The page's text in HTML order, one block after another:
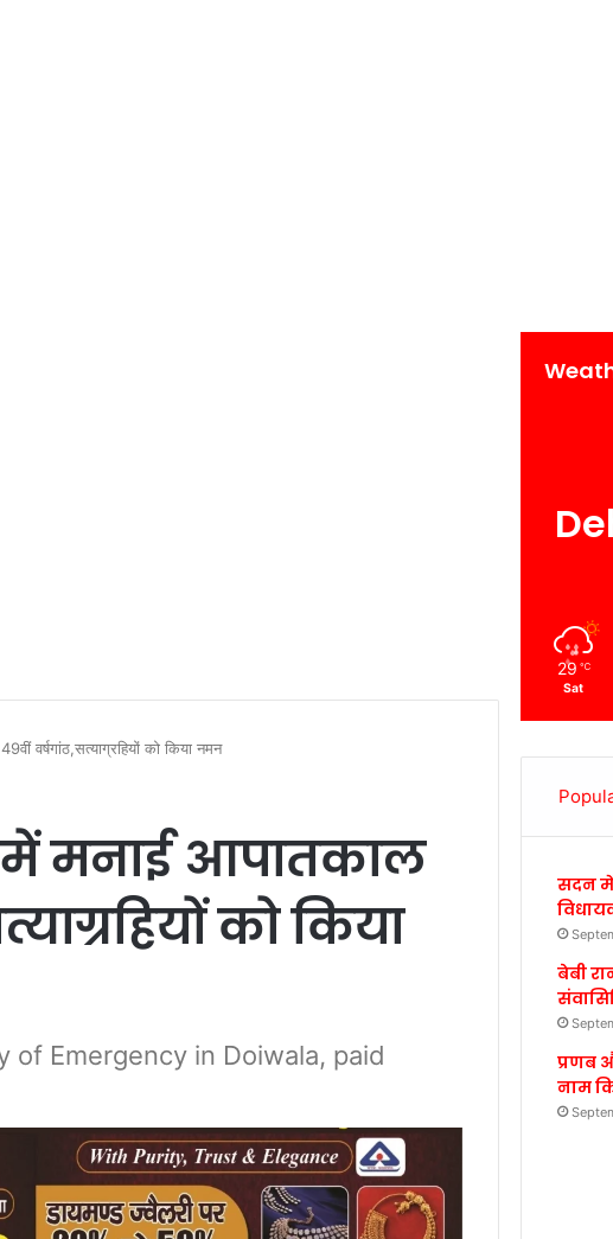
वर्षगांठ,सत्याग्रहियों को किया नमन
में मनाई आपातकाल
को किया
Emergency in Doiwala, paid
29 ℃
Sat
सदन में
बेबी
प्रणब
नाम